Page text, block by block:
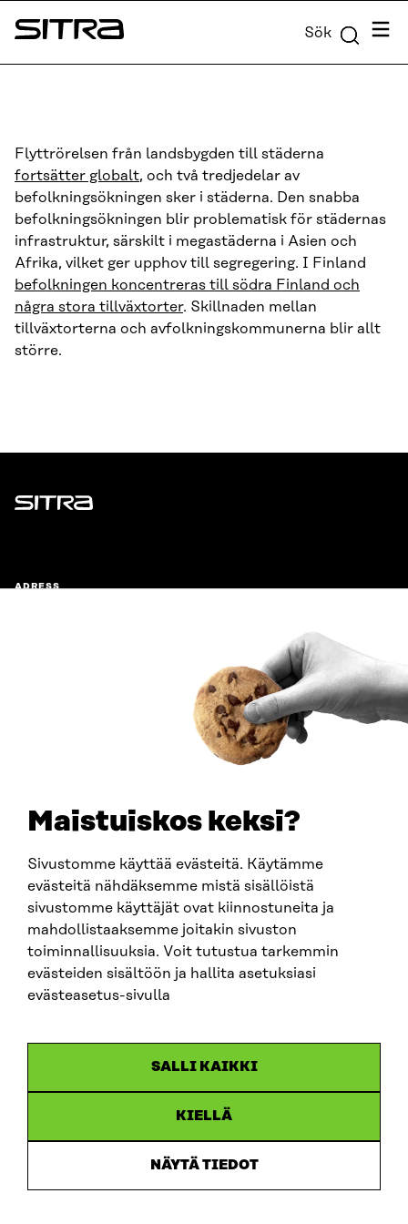
Maistuiskos keksi?
Sivustomme käyttää evästeitä. Käytämme
evästeitä nähdäksemme mistä sisällöistä
sivustomme käyttäjät ovat kiinnostuneita ja
mahdollistaaksemme joitakin sivuston
toiminnallisuuksia. Voit tutustua tarkemmin
evästeiden sisältöön ja hallita asetuksiasi
evästeasetus-sivulla
SALLI KAIKKI
KIELLÄ
NÄYTÄ TIEDOT
Skip to
content
Sitra Sök Meny
Flyttrörelsen från landsbygden till städerna
fortsätter globalt, och två tredjedelar av
befolkningsökningen sker i städerna. Den snabba
befolkningsökningen blir problematisk för städernas
infrastruktur, särskilt i megastäderna i Asien och
Afrika, vilket ger upphov till segregering. I Finland
befolkningen koncentreras till södra Finland och
några stora tillväxtorter. Skillnaden mellan
tillväxtorterna och avfolkningskommunerna blir allt
större.
Sitra
ADRESS
fornamn.efternamn@sitra.fi
SITRA PÅ SOCIALA MEDIER
LinkedIn
Instagram
YouTube
Tillgänglighetsutredning
Beskrivning av handlingsoffentligheten